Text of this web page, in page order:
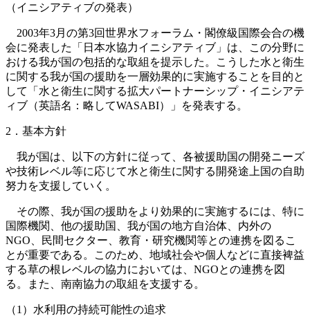
（イニシアティブの発表）
2003年3月の第3回世界水フォーラム・閣僚級国際会合の機
会に発表した「日本水協力イニシアティブ」は、この分野に
おける我が国の包括的な取組を提示した。こうした水と衛生
に関する我が国の援助を一層効果的に実施することを目的と
して「水と衛生に関する拡大パートナーシップ・イニシアテ
ィブ（英語名：略してWASABI）」を発表する。
2．基本方針
我が国は、以下の方針に従って、各被援助国の開発ニーズ
や技術レベル等に応じて水と衛生に関する開発途上国の自助
努力を支援していく。
その際、我が国の援助をより効果的に実施するには、特に
国際機関、他の援助国、我が国の地方自治体、内外の
NGO、民間セクター、教育・研究機関等との連携を図るこ
とが重要である。このため、地域社会や個人などに直接裨益
する草の根レベルの協力においては、NGOとの連携を図
る。また、南南協力の取組を支援する。
（1）水利用の持続可能性の追求